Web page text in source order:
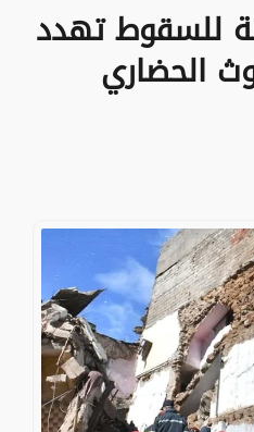
للسقوط تهدد
الحضاري